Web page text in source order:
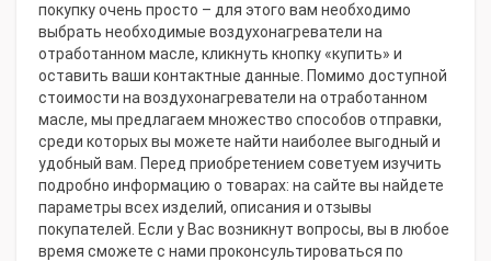
покупку очень просто – для этого вам необходимо
выбрать необходимые воздухонагреватели на
отработанном масле, кликнуть кнопку «купить» и
оставить ваши контактные данные. Помимо доступной
стоимости на воздухонагреватели на отработанном
масле, мы предлагаем множество способов отправки,
среди которых вы можете найти наиболее выгодный и
удобный вам. Перед приобретением советуем изучить
подробно информацию о товарах: на сайте вы найдете
параметры всех изделий, описания и отзывы
покупателей. Если у Вас возникнут вопросы, вы в любое
время сможете с нами проконсультироваться по